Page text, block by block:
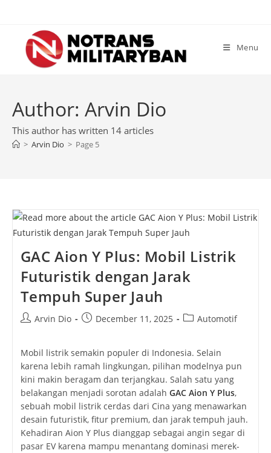
content
Menu
Author: Arvin Dio
This author has written 14 articles
> Arvin Dio > Page 5
GAC Aion Y Plus: Mobil Listrik
Futuristik dengan Jarak
Tempuh Super Jauh
PostArvin Dio
PostDecember 11, 2025
PostAutomotif
Mobil listrik semakin populer di Indonesia. Selain
karena lebih ramah lingkungan, pilihan modelnya pun
kini makin beragam dan terjangkau. Salah satu yang
belakangan menjadi sorotan adalah GAC Aion Y Plus,
sebuah mobil listrik cerdas dari Cina yang menawarkan
desain futuristik, fitur premium, dan jarak tempuh jauh.
Kehadiran Aion Y Plus dianggap sebagai angin segar di
pasar EV karena mampu menantang dominasi merek-